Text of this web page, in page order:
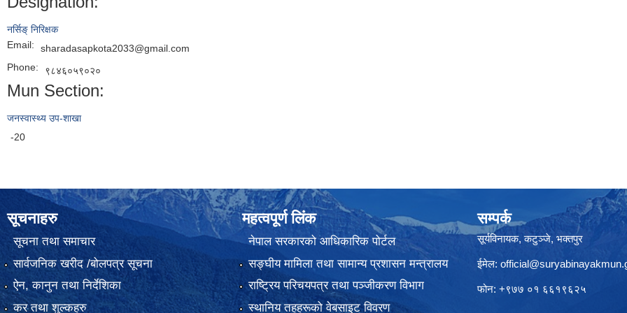
नर्सिङ् निरिक्षक
Email:
sharadasapkota2033@gmail.com
Phone:
९८४६०५९०२०
Mun Section:
जनस्वास्थ्य उप-शाखा
-20
सूचनाहरु
सूचना तथा समाचार
सार्वजनिक खरीद /बोलपत्र सूचना
ऐन, कानुन तथा निर्देशिका
कर तथा शुल्कहरु
महत्वपूर्ण लिंक
नेपाल सरकारको आधिकारिक पोर्टल
सङ्‍घीय मामिला तथा सामान्य प्रशासन मन्त्रालय
राष्ट्रिय परिचयपत्र तथा पञ्जीकरण विभाग
स्थानिय तहहरूको वेबसाइट विवरण
सम्पर्क
सूर्यविनायक, कटुञ्जे, भक्तपुर
ईमेल:
फोन: +९७७ ०१ ६६१९६२५